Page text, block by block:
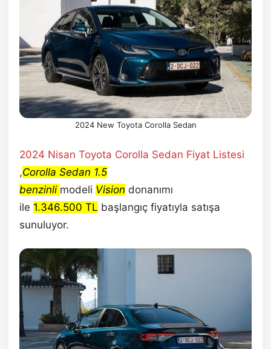
2024 New Toyota Corolla Sedan
2024 Nisan Toyota Corolla Sedan Fiyat Listesi
,Corolla Sedan 1.5
benzinli modeli Vision donanımı
ile 1.346.500 TL başlangıç fiyatıyla satışa
sunuluyor.